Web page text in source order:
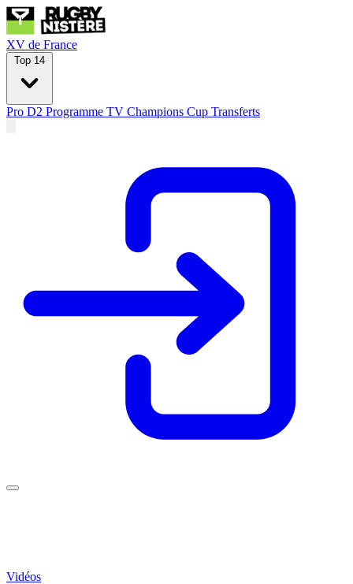
XV de France
Top 14
Pro D2 Programme TV Champions Cup Transferts
Vidéos